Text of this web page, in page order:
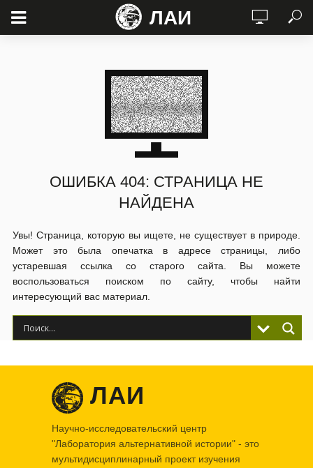
ЛАИ
ОШИБКА 404: СТРАНИЦА НЕ
НАЙДЕНА
Увы! Страница, которую вы ищете, не существует в природе.
Может это была опечатка в адресе страницы, либо
устаревшая ссылка со старого сайта. Вы можете
воспользоваться поиском по сайту, чтобы найти
интересующий вас материал.
ЛАИ
Научно-исследовательский центр
"Лаборатория альтернативной истории" - это
мультидисциплинарный проект изучения